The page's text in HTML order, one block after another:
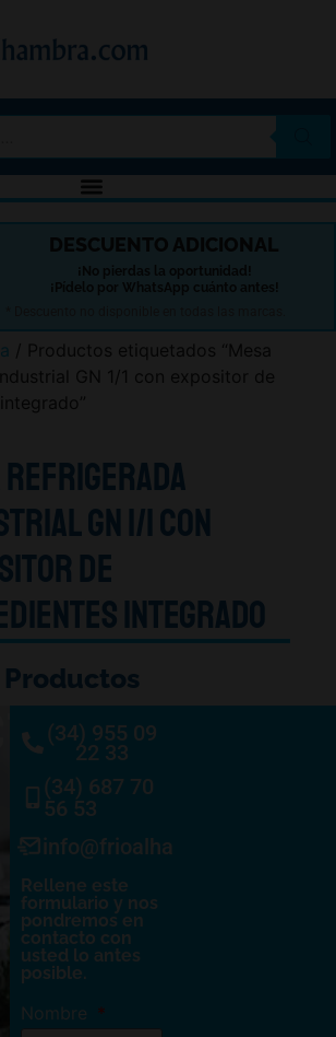
DESCUENTO ADICIONAL
¡No pierdas la oportunidad!
¡Pídelo por WhatsApp cuánto antes!
/ Productos etiquetados “Mesa
GN 1/1 con expositor de
Refrigerada
GN 1/1 con
de
integrado
(34) 955 09
22 33
(34) 687 70
56 53
info@frioalhambra.com
Rellene este
formulario y nos
pondremos en
contacto con
usted lo antes
posible.
Nombre